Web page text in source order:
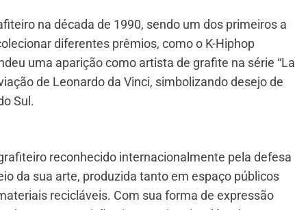
na década de 1990, sendo um dos primeiros a
diferentes prêmios, como o K-Hiphop
uma aparição como artista de grafite na série “La
de Leonardo da Vinci, simbolizando desejo de
Sul.
reconhecido internacionalmente pela defesa
da sua arte, produzida tanto em espaço públicos
recicláveis. Com sua forma de expressão